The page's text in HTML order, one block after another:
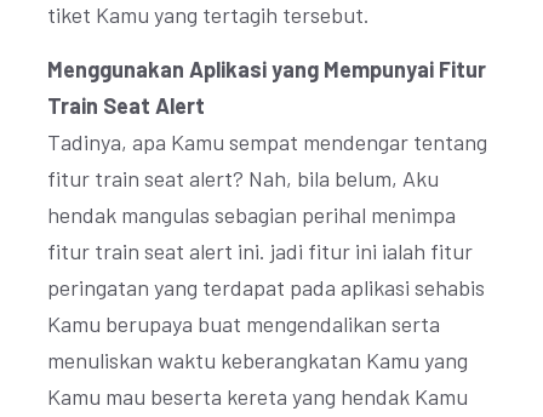
tiket Kamu yang tertagih tersebut.
Menggunakan Aplikasi yang Mempunyai Fitur
Train Seat Alert
Tadinya, apa Kamu sempat mendengar tentang
fitur train seat alert? Nah, bila belum, Aku
hendak mangulas sebagian perihal menimpa
fitur train seat alert ini. jadi fitur ini ialah fitur
peringatan yang terdapat pada aplikasi sehabis
Kamu berupaya buat mengendalikan serta
menuliskan waktu keberangkatan Kamu yang
Kamu mau beserta kereta yang hendak Kamu